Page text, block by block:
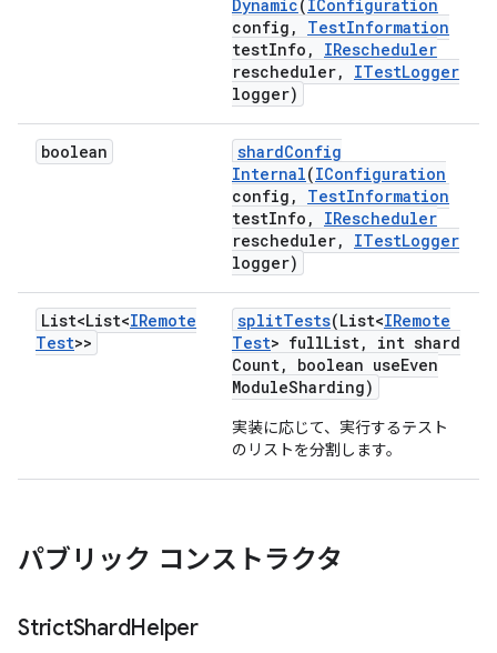
Dynamic(IConfiguration
config , TestInformation
testInfo ,
IRescheduler
rescheduler, ITestLogger
logger)
boolean shardConfig
Internal(IConfiguration
config , TestInformation
testInfo ,
IRescheduler
rescheduler, ITestLogger
logger)
List<List<IRemote
Test>>
splitTests(List<IRemote
Test> fullList,
int shard
Count, boolean useEven
ModuleSharding)
実装に応じて、実行するテスト
のリストを分割します。
パブリック コンストラクタ
StrictShardHelper